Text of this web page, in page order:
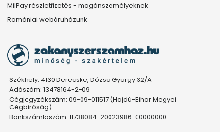
MilPay részletfizetés - magánszemélyeknek
Romániai webáruházunk
Székhely: 4130 Derecske, Dózsa György 32/A
Adószám: 13478164-2-09
Cégjegyzékszám: 09-09-011517 (Hajdú-Bihar Megyei
Cégbíróság)
Bankszámlaszám: 11738084-20023986-00000000